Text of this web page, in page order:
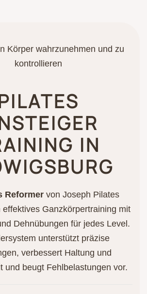
Körper wahrzunehmen und zu
kontrollieren
IN
Reformervon Joseph Pilates
effektives Ganzkörpertraining mit
Dehnübungen für jedes Level.
unterstützt präzise
verbessert Haltung und
und beugt Fehlbelastungen vor.